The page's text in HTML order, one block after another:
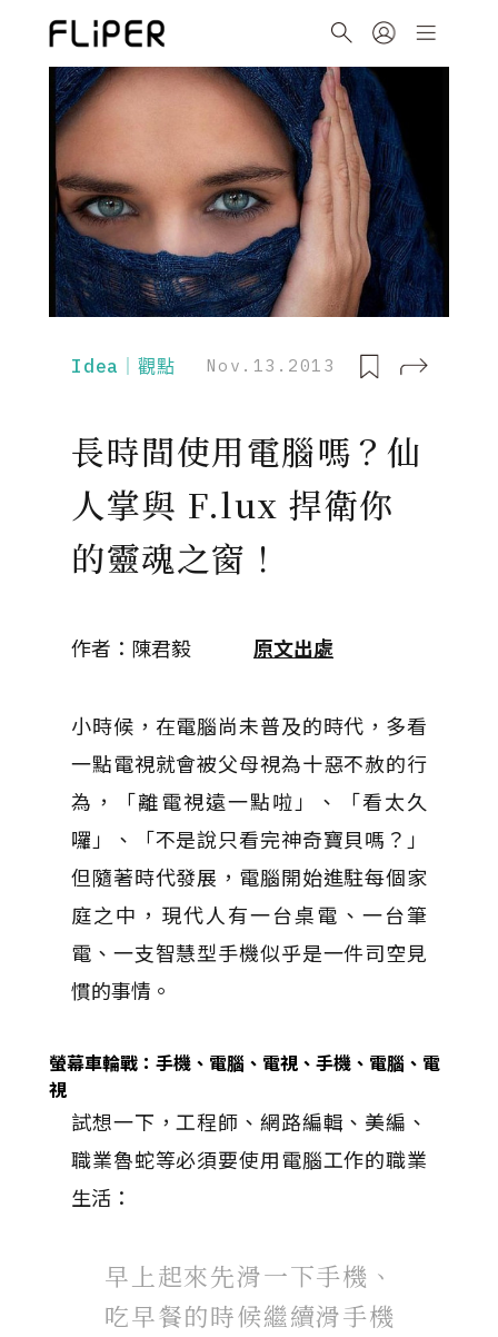
Idea｜觀點 Nov.13.2013
長時間使用電腦嗎？仙
人掌與 F.lux 捍衛你
的靈魂之窗！
作者：陳君毅 原文出處
小時候，在電腦尚未普及的時代，多看
一點電視就會被父母視為十惡不赦的行
為，「離電視遠一點啦」、「看太久
囉」、「不是說只看完神奇寶貝嗎？」
但隨著時代發展，電腦開始進駐每個家
庭之中，現代人有一台桌電、一台筆
電、一支智慧型手機似乎是一件司空見
慣的事情。
螢幕車輪戰：手機、電腦、電視、手機、電腦、電
視
試想一下，工程師、網路編輯、美編、
職業魯蛇等必須要使用電腦工作的職業
生活：
早上起來先滑一下手機、
吃早餐的時候繼續滑手機